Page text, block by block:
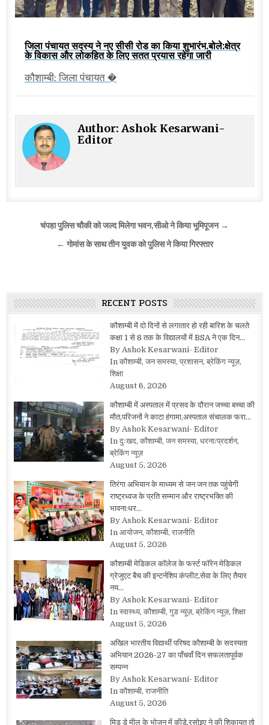
जिला पंचायत सदस्य ने नए सीसी रोड का किया शुभारंभ,बोले:क्षेत्र
के विकास और लोकहित के लिए सतत प्रयास रहेगा जारी
कौशाम्बी: जिला पंचायत �
Author:Ashok Kesarwani-
Editor
navigation
चंपहा पुलिस चौकी को जल्द मिलेगा भवन,सीओ ने किया भूमिपूजन →
← गोमांस के साथ तीन युवक को पुलिस ने किया गिरफ्तार
RECENT POSTS
कौशाम्बी में दो दिनों से लगातार हो रही बारिश के चलते
कक्षा 1 से 8 तक के विद्यालयों में BSA ने एक दिन…
By Ashok Kesarwani- Editor
In कौशाम्बी, जन समस्या, प्रशासन, ब्रेकिंग न्यूज़,
शिक्षा
August 6, 2026
कौशाम्बी में अस्पताल में प्रसव के दौरान जच्चा बच्चा की
मौत,परिजनों ने काटा हंगामा,अस्पताल संचालक फरा…
By Ashok Kesarwani- Editor
In दुःखद, कौशाम्बी, जन समस्या, धरना/प्रदर्शन,
ब्रेकिंग न्यूज़
August 5, 2026
तिरंगा अभियान के माध्यम से जन जन तक पहुंचेगी
राष्ट्रध्वज के प्रति सम्मान और राष्ट्रभक्ति की
भावना:धर…
By Ashok Kesarwani- Editor
In आयोजन, कौशाम्बी, राजनीति
August 5, 2026
कौशाम्बी मेडिकल कॉलेज के फर्स्ट फॉरेन मेडिकल
ग्रेजुएट बैच की इन्टर्नशिप कंप्लीट,सेवा के लिए तैयार
नय…
By Ashok Kesarwani- Editor
In स्वास्थ्य, कौशाम्बी, गुड न्यूज़, ब्रेकिंग न्यूज़, शिक्षा
August 5, 2026
अखिल भारतीय विद्यार्थी परिषद कौशाम्बी के सदस्यता
अभियान 2026-27 का पाँचवाँ दिन सफलतापूर्वक
सम्पन्न
By Ashok Kesarwani- Editor
In कौशाम्बी, राजनीति
August 5, 2026
मिड डे मील के भोजन में कीड़े,रसोइए ने की शिकायत तो